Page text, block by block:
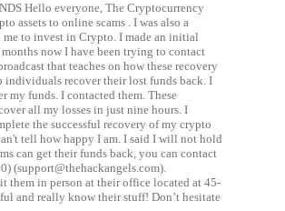
Hello everyone, The Cryptocurrency
assets to online scams . I was also a
to invest in Crypto. I made an initial
now I have been trying to contact
that teaches on how these recovery
individuals recover their lost funds back. I
my funds. I contacted them. These
all my losses in just nine hours. I
the successful recovery of my crypto
tell how happy I am. I said I will not hold
can get their funds back, you can contact
(support@thehackangels.com).
them in person at their office located at 45-
and really know their stuff! Don’t hesitate